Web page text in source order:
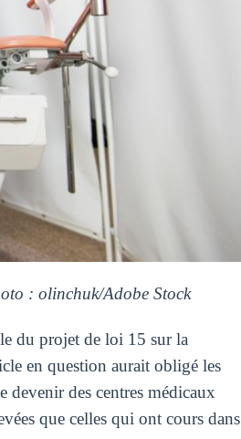
: olinchuk/Adobe Stock
du projet de loi 15 sur la
en question aurait obligé les
devenir des centres médicaux
que celles qui ont cours dans